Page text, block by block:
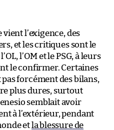
vient l’exigence, des
et les critiques sont le
l’OM et le PSG, à leurs
le confirmer. Certaines
forcément des bilans,
plus dures, surtout
semblait avoir
à l’extérieur, pendant
et la blessure de